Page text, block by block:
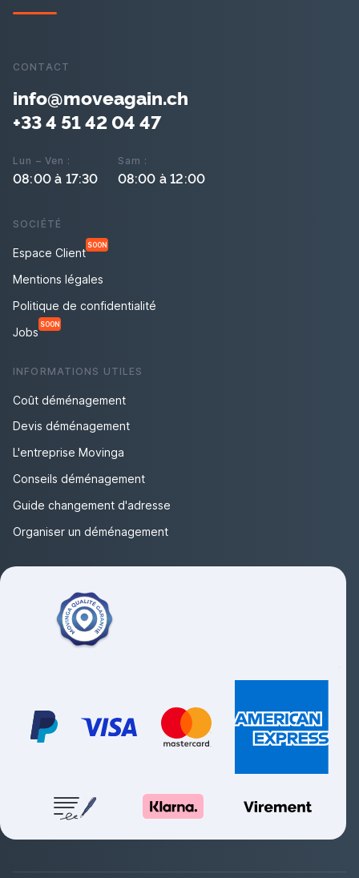
CONTACT
info@moveagain.ch
+33 4 51 42 04 47
Lun – Ven :
08:00 à 17:30
Sam :
08:00 à 12:00
SOCIÉTÉ
Espace Client
SOON
Mentions légales
Politique de confidentialité
Jobs
SOON
INFORMATIONS UTILES
Coût déménagement
Devis déménagement
L'entreprise Movinga
Conseils déménagement
Guide changement d'adresse
Organiser un déménagement